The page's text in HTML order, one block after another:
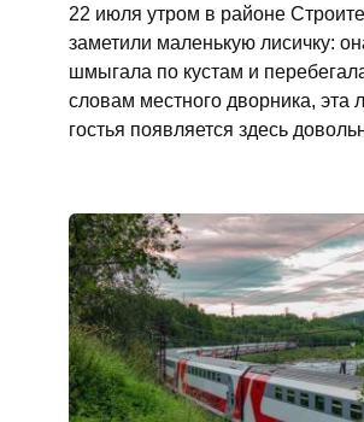
22 июля утром в районе
заметили маленькую лисичку:
шмыгала по кустам и
словам местного дворника, эта
гостья появляется здесь